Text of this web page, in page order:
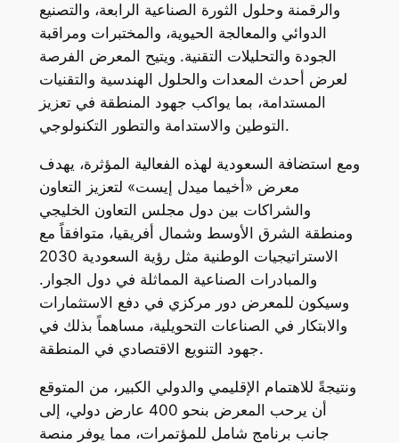
والرقمنة وحلول الثورة الصناعية الرابعة، والتصنيع
الدوائي والمعالجة الحيوية، والمختبرات ومراقبة
الجودة والتحليلات التقنية. ويتيح المعرض الفرصة
لعرض أحدث المعدات والحلول الهندسية والتقنيات
المستدامة، بما يواكب جهود المنطقة في تعزيز
التوطين والاستدامة والتطور التكنولوجي.
ومع استضافة السعودية لهذه الفعالية المؤثرة، يهدف
معرض «أخيما ميدل إيست» لتعزيز التعاون
والشراكات بين دول مجلس التعاون الخليجي
ومنطقة الشرق الأوسط وشمال أفريقيا، متوافقاً مع
الاستراتيجيات الوطنية مثل رؤية السعودية 2030
والمبادرات الصناعية المماثلة في دول الجوار.
وسيكون للمعرض دور مركزي في دفع الاستثمارات
والابتكار في الصناعات التحويلية، مساهماً بذلك في
جهود التنويع الاقتصادي في المنطقة.
ونتيجةً للاهتمام الإقليمي والدولي الكبير، من المتوقع
أن يرحب المعرض بنحو 400 عارض دولي، إلى
جانب برنامج شامل للمؤتمرات، مما يوفر منصة